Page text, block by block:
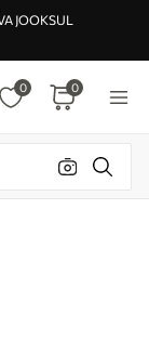
JOOKSUL
0 0